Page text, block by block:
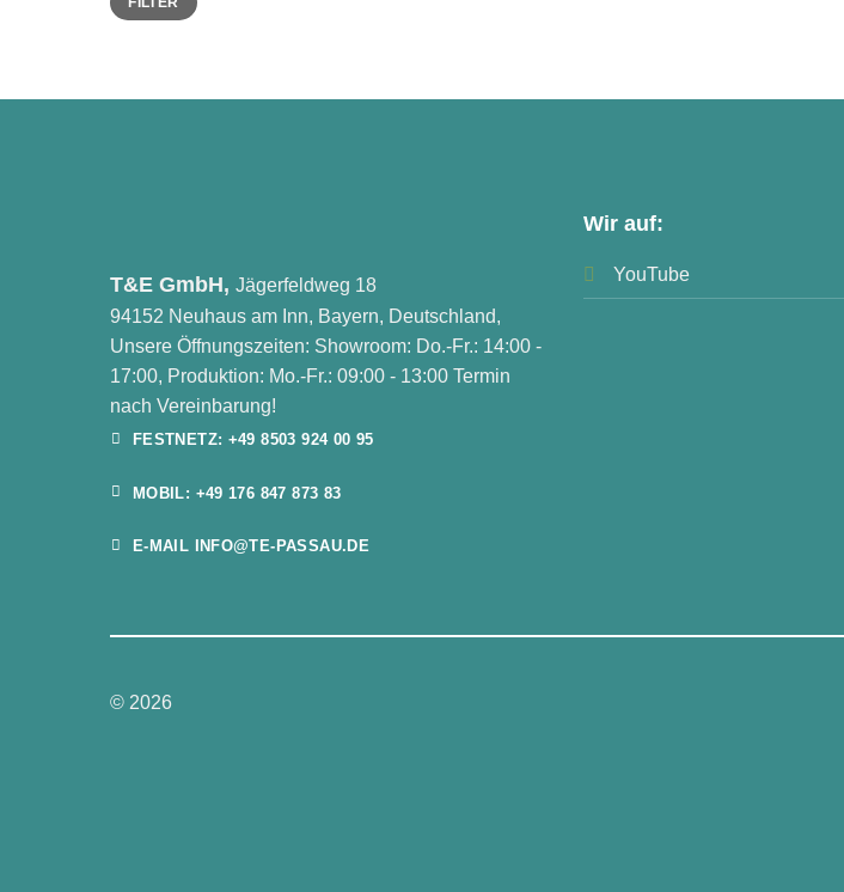
Preis
Preis
T&E GmbH, Jägerfeldweg 18
94152 Neuhaus am Inn, Bayern, Deutschland,
Unsere Öffnungszeiten: Showroom: Do.-Fr.: 14:00 -
17:00, Produktion: Mo.-Fr.: 09:00 - 13:00 Termin
nach Vereinbarung!
FESTNETZ: +49 8503 924 00 95
MOBIL: +49 176 847 873 83
E-MAIL INFO@TE-PASSAU.DE
Wir auf:
YouTube
© 2026